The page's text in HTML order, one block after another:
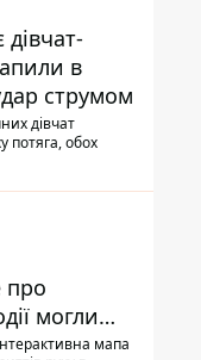
в
струмом
дівчат
потяга, обох
про
могли
заторами
мапа